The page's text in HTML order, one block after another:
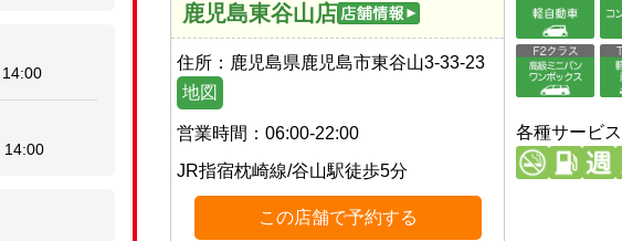
鹿児島東谷山店
住所： 鹿児島県鹿児島市東谷山3-33-23
地図
営業時間： 06:00-22:00
JR指宿枕崎線/谷山駅徒歩5分
この店舗で予約する
各種サービス
14:00
14:00